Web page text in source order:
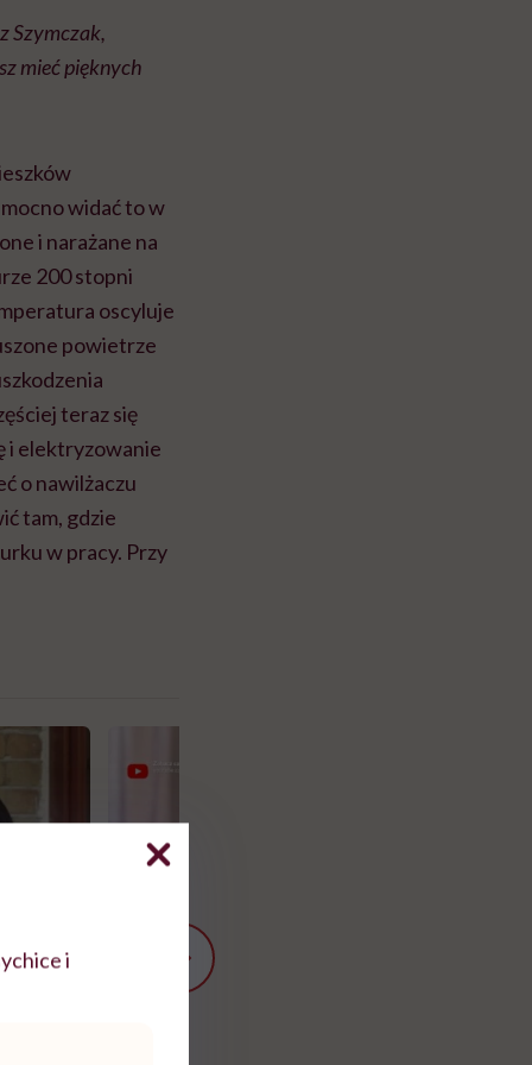
Szymczak,
mieć pięknych
widać to w
i narażane na
200 stopni
oscyluje
powietrze
teraz się
i elektryzowanie
o nawilżaczu
tam, gdzie
w pracy. Przy
i